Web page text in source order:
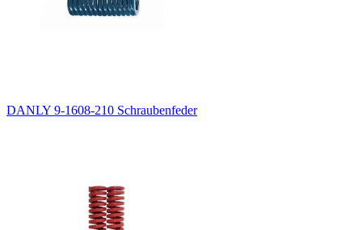
DANLY 9-1608-210 Schraubenfeder